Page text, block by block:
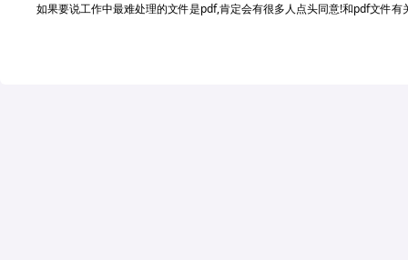
如果要说工作中最难处理的文件是pdf,肯定会有很多人点头同意!和pdf文件